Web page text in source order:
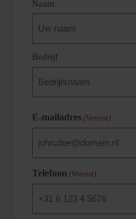
Naam
Bedrijf
E-mailadres (Vereist)
Telefoon (Vereist)